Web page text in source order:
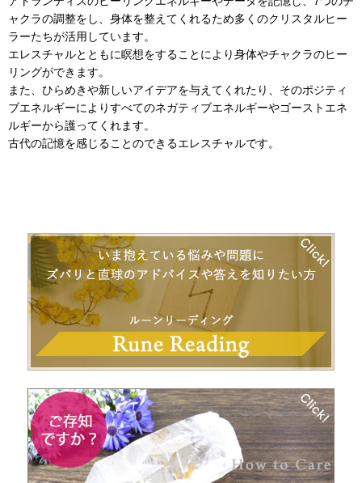
ャクラの調整をし、身体を整えてくれるため多くのクリスタルヒー
ラーたちが活用しています。
エレスチャルとともに瞑想をすることにより身体やチャクラのヒー
リングができます。
また、ひらめきや新しいアイデアを与えてくれたり、そのポジティ
ブエネルギーによりすべてのネガティブエネルギーやゴーストエネ
ルギーから護ってくれます。
古代の記憶を感じることのできるエレスチャルです。